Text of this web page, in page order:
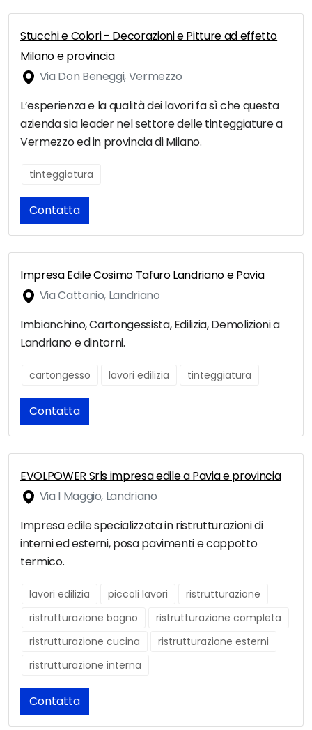
Stucchi e Colori - Decorazioni e Pitture ad effetto
Milano e provincia
Via Don Beneggi, Vermezzo
L’esperienza e la qualità dei lavori fa sì che questa
azienda sia leader nel settore delle tinteggiature a
Vermezzo ed in provincia di Milano.
tinteggiatura
Contatta
Impresa Edile Cosimo Tafuro Landriano e Pavia
Via Cattanio, Landriano
Imbianchino, Cartongessista, Edilizia, Demolizioni a
Landriano e dintorni.
cartongesso lavori edilizia tinteggiatura
Contatta
EVOLPOWER Srls impresa edile a Pavia e provincia
Via I Maggio, Landriano
Impresa edile specializzata in ristrutturazioni di
interni ed esterni, posa pavimenti e cappotto
termico.
lavori edilizia piccoli lavori
ristrutturazione
ristrutturazione bagno
ristrutturazione completa
ristrutturazione cucina
ristrutturazione esterni
ristrutturazione interna
Contatta